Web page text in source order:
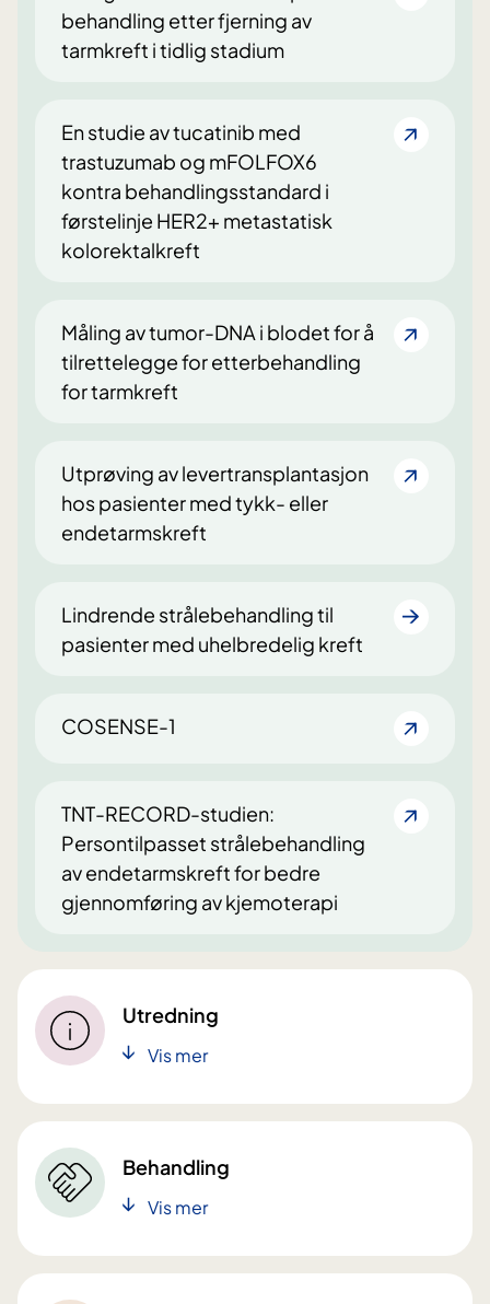
behandling etter fjerning av
tarmkreft i tidlig stadium
En studie av tucatinib med
trastuzumab og mFOLFOX6
kontra behandlingsstandard i
førstelinje HER2+ metastatisk
kolorektalkreft
Måling av tumor-DNA i blodet for å
tilrettelegge for etterbehandling
for tarmkreft
Utprøving av levertransplantasjon
hos pasienter med tykk- eller
endetarmskreft
Lindrende strålebehandling til
pasienter med uhelbredelig kreft
COSENSE-1
TNT-RECORD-studien:
Persontilpasset strålebehandling
av endetarmskreft for bedre
gjennomføring av kjemoterapi
Utredning
Vis mer
Behandling
Vis mer